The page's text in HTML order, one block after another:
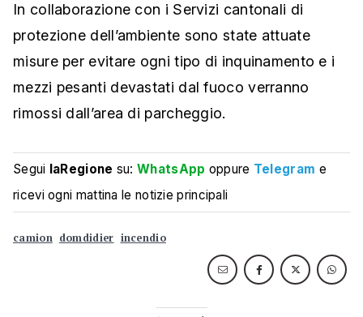
In collaborazione con i Servizi cantonali di
protezione dell’ambiente sono state attuate
misure per evitare ogni tipo di inquinamento e i
mezzi pesanti devastati dal fuoco verranno
rimossi dall’area di parcheggio.
Segui laRegione su:WhatsApp oppure Telegram e
ricevi ogni mattina le notizie principali
camion domdidier incendio